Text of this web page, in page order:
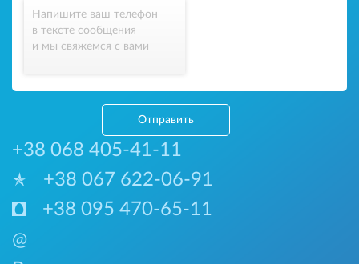
Напишите ваш телефон
в тексте сообщения
и мы свяжемся с вами
Отправить
+38 068 405-41-11
+38 067 622-06-91
+38 095 470-65-11
@